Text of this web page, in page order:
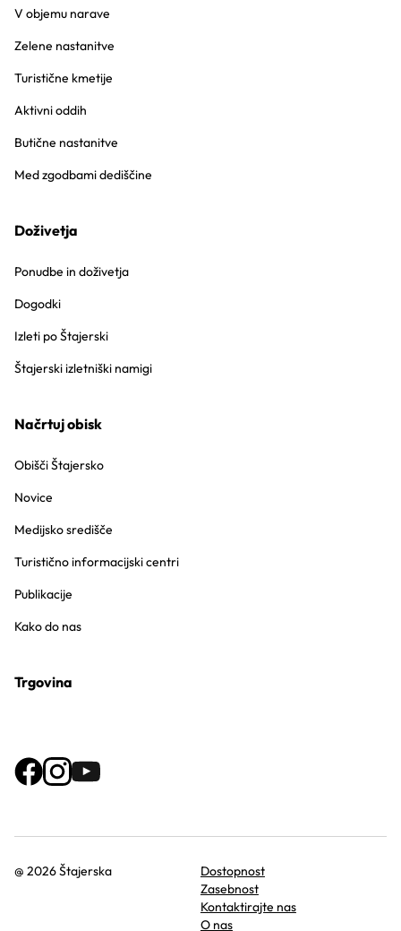
V objemu narave
Zelene nastanitve
Turistične kmetije
Aktivni oddih
Butične nastanitve
Med zgodbami dediščine
Doživetja
Ponudbe in doživetja
Dogodki
Izleti po Štajerski
Štajerski izletniški namigi
Načrtuj obisk
Obišči Štajersko
Novice
Medijsko središče
Turistično informacijski centri
Publikacije
Kako do nas
Trgovina
@ 2026 Štajerska
Dostopnost
Zasebnost
Kontaktirajte nas
O nas